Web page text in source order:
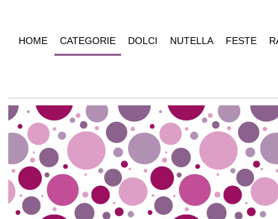
HOME CATEGORIE DOLCI NUTELLA FESTE